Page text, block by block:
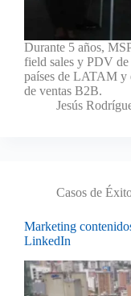
Durante 5 años,
field sales y PDV
países de LATAM y
de ventas B2B.
Jesús
Casos de
Marketing
LinkedIn